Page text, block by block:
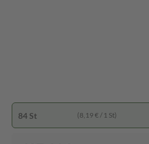
84 St (8,19 € / 1 St)